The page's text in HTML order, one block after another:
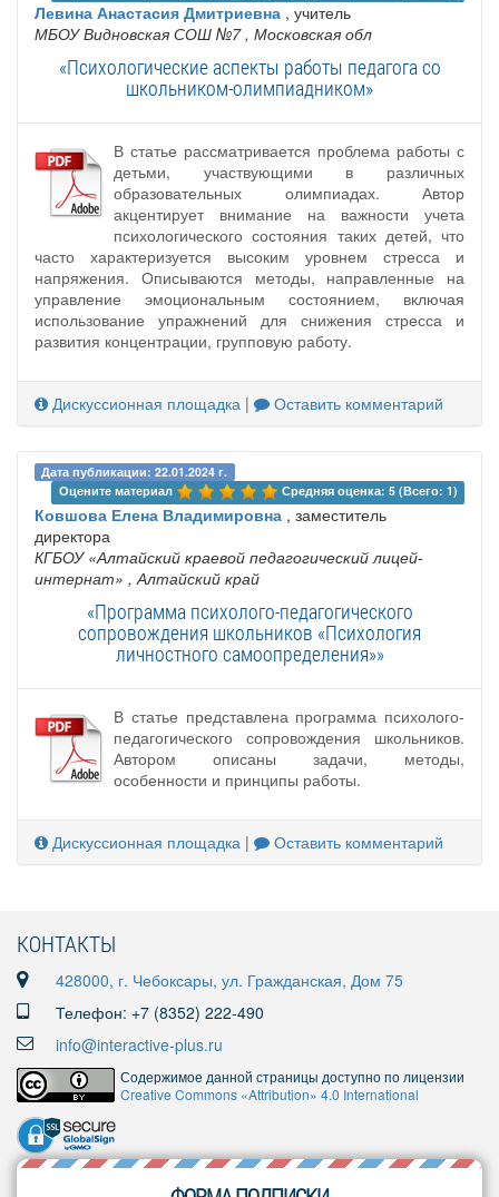
Левина Анастасия Дмитриевна , учитель
МБОУ Видновская СОШ №7 , Московская обл
«Психологические аспекты работы педагога со
школьником-олимпиадником»
В статье рассматривается проблема работы с
детьми, участвующими в различных
образовательных олимпиадах. Автор
акцентирует внимание на важности учета
психологического состояния таких детей, что
часто характеризуется высоким уровнем стресса и
напряжения. Описываются методы, направленные на
управление эмоциональным состоянием, включая
использование упражнений для снижения стресса и
развития концентрации, групповую работу.
Дискуссионная площадка | Оставить комментарий
Дата публикации: 22.01.2024 г.
Оцените материал
Средняя оценка: 5 (Всего: 1)
Ковшова Елена Владимировна , заместитель
директора
КГБОУ «Алтайский краевой педагогический лицей-
интернат» , Алтайский край
«Программа психолого-педагогического
сопровождения школьников «Психология
личностного самоопределения»»
В статье представлена программа психолого-
педагогического сопровождения школьников.
Автором описаны задачи, методы,
особенности и принципы работы.
Дискуссионная площадка | Оставить комментарий
КОНТАКТЫ
428000, г. Чебоксары, ул. Гражданская, Дом 75
Телефон: +7 (8352) 222-490
info@interactive-plus.ru
Содержимое данной страницы доступно по лицензии
Creative Commons «Attribution» 4.0 International